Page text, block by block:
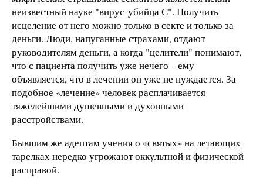
неизвестный науке "вирус-убийца С". Получить
исцеление от него можно только в секте и только за
деньги. Люди, напуганные страхами, отдают
руководителям деньги, а когда "целители" понимают,
что с пациента получить уже нечего – ему
объявляется, что в лечении он уже не нуждается. За
подобное «лечение» человек расплачивается
тяжелейшими душевными и духовными
расстройствами.
Бывшим же адептам учения о «святых» на летающих
тарелках нередко угрожают оккультной и физической
расправой.